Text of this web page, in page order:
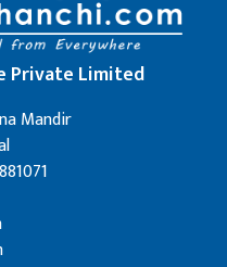
Private Limited
Mandir